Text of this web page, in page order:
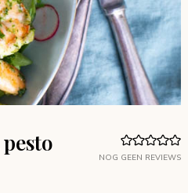
NOG GEEN REVIEWS